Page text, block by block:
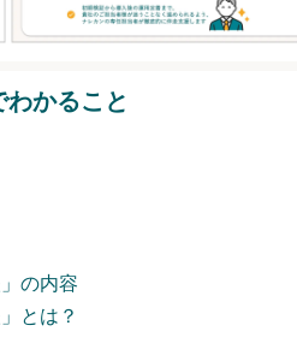
わかること
」の内容
とは？